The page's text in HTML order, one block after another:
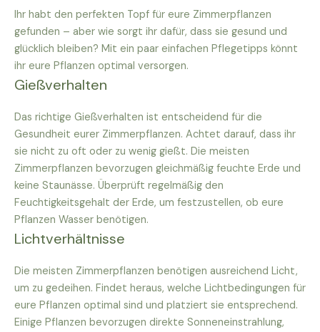
Ihr habt den perfekten Topf für eure Zimmerpflanzen
gefunden – aber wie sorgt ihr dafür, dass sie gesund und
glücklich bleiben? Mit ein paar einfachen Pflegetipps könnt
ihr eure Pflanzen optimal versorgen.
Gießverhalten
Das richtige Gießverhalten ist entscheidend für die
Gesundheit eurer Zimmerpflanzen. Achtet darauf, dass ihr
sie nicht zu oft oder zu wenig gießt. Die meisten
Zimmerpflanzen bevorzugen gleichmäßig feuchte Erde und
keine Staunässe. Überprüft regelmäßig den
Feuchtigkeitsgehalt der Erde, um festzustellen, ob eure
Pflanzen Wasser benötigen.
Lichtverhältnisse
Die meisten Zimmerpflanzen benötigen ausreichend Licht,
um zu gedeihen. Findet heraus, welche Lichtbedingungen für
eure Pflanzen optimal sind und platziert sie entsprechend.
Einige Pflanzen bevorzugen direkte Sonneneinstrahlung,